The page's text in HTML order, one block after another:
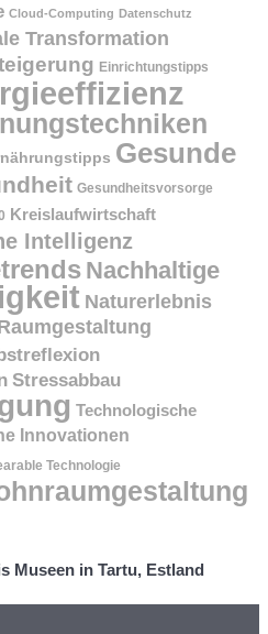
Cloud-Computing Datenschutz
Transformation
Einrichtungstipps
Gesunde
Gesundheitsvorsorge
Kreislaufwirtschaft
Intelligenz
Nachhaltige
Naturerlebnis
Stressabbau
Technologische
Innovationen
Technologie
Museen in Tartu, Estland